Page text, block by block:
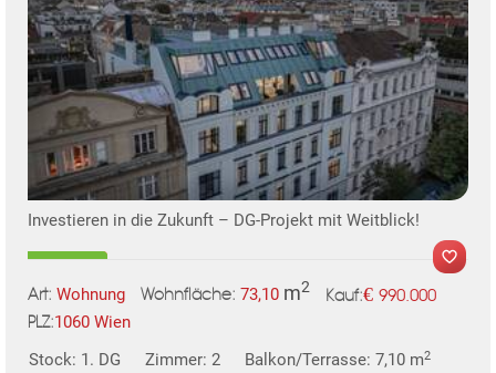
Wir weisen darauf hin, dass zwischen dem Vermittler und dem
zu vermittelnden Dritten ein familiäres oder wirtschaftliches
Naheverhältnis besteht.
Der Vermittler ist als Doppelmakler tätig.
Investieren in die Zukunft – DG-Projekt mit Weitblick!
Art: Wohnung Wohnfläche: 73,10 m2 Kauf:€ 990.000
PLZ:1060 Wien
Stock: 1. DG
Zimmer: 2 Balkon/Terrasse: 7,10 m2